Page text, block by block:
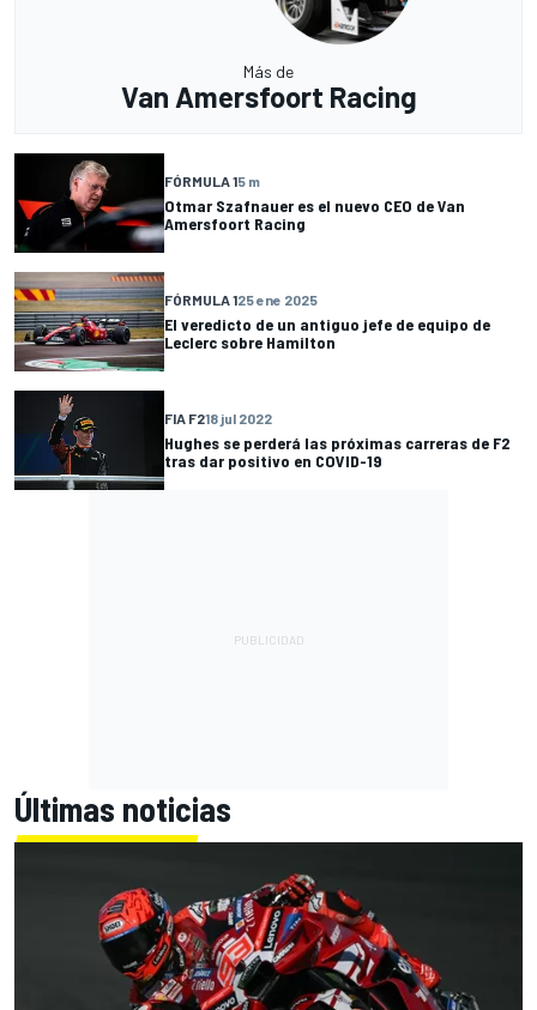
Más de
Van Amersfoort Racing
FÓRMULA 15 m
Otmar Szafnauer es el nuevo CEO de Van
Amersfoort Racing
FÓRMULA 125 ene 2025
El veredicto de un antiguo jefe de equipo de
Leclerc sobre Hamilton
FIA F218 jul 2022
Hughes se perderá las próximas carreras de F2
tras dar positivo en COVID-19
Últimas noticias